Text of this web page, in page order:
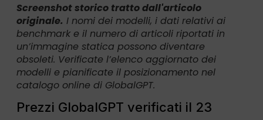
Screenshot storico tratto dall'articolo
originale. I nomi dei modelli, i dati relativi ai
benchmark e il numero di articoli riportati in
un’immagine statica possono diventare
obsoleti. Verificate l’elenco aggiornato dei
modelli e pianificate il posizionamento nel
catalogo online di GlobalGPT.
Prezzi GlobalGPT verificati il 23